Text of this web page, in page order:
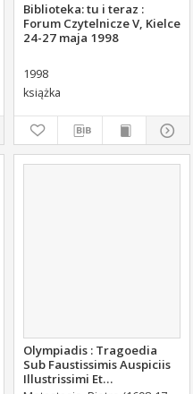
Biblioteka: tu i teraz :
Forum Czytelnicze V, Kielce
24-27 maja 1998
1998
książka
Olympiadis : Tragoedia
Sub Faustissimis Auspiciis
Illustrissimi Et